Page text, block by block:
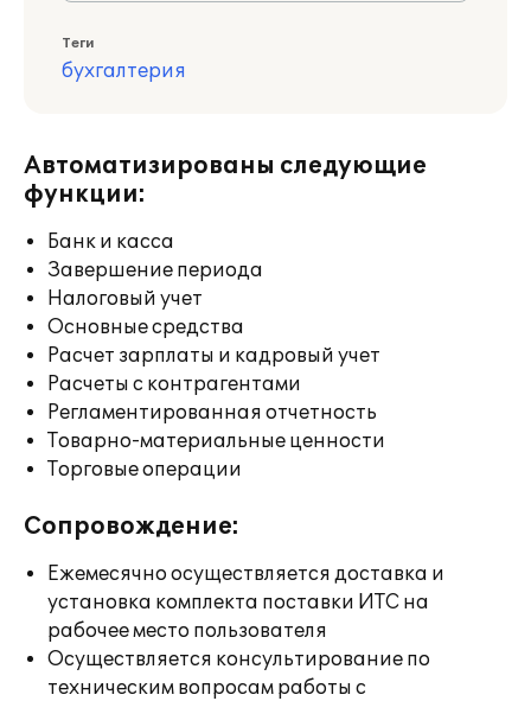
Теги
бухгалтерия
Автоматизированы следующие
функции:
Банк и касса
Завершение периода
Налоговый учет
Основные средства
Расчет зарплаты и кадровый учет
Расчеты с контрагентами
Регламентированная отчетность
Товарно-материальные ценности
Торговые операции
Сопровождение:
Ежемесячно осуществляется доставка и
установка комплекта поставки ИТС на
рабочее место пользователя
Осуществляется консультирование по
техническим вопросам работы с